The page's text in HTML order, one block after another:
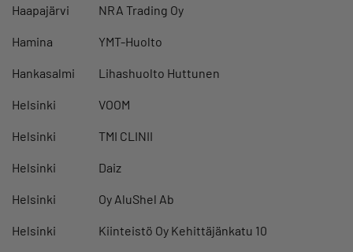
Haapajärvi NRA Trading Oy
Hamina YMT-Huolto
Hankasalmi Lihashuolto Huttunen
Helsinki VOOM
Helsinki TMI CLINII
Helsinki Daiz
Helsinki Oy AluShel Ab
Helsinki Kiinteistö Oy Kehittäjänkatu 10